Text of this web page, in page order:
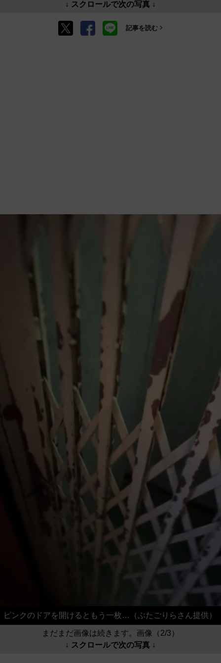
↓ スクロールで次の写真 ↓
記事を読む
ピンクのドアを開けるともう一枚…（ぶたごりらさん提供）
まだまだ画像は続きます。画像（2/3）
↓ スクロールで次の写真 ↓